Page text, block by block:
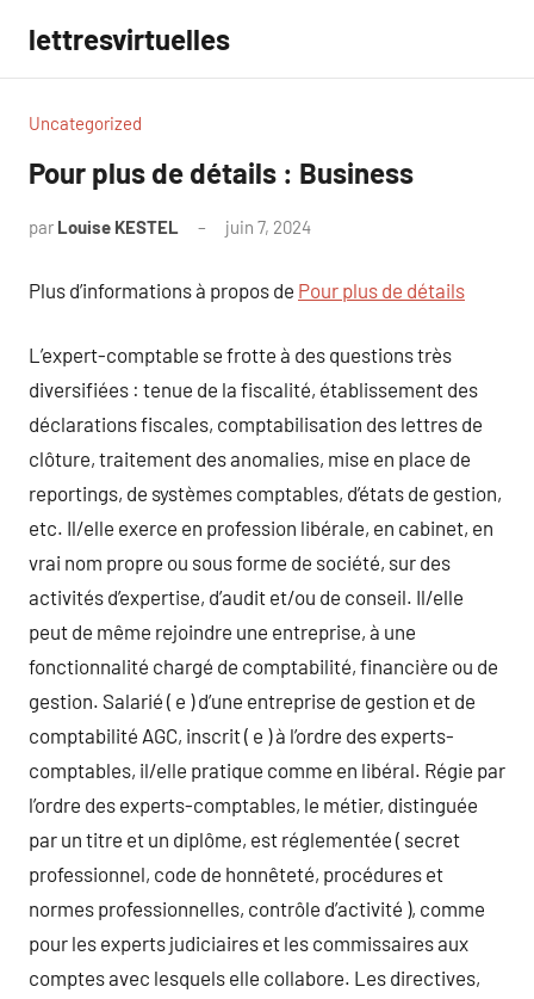
contenu
lettresvirtuelles
Uncategorized
Pour plus de détails : Business
par Louise KESTEL juin 7, 2024
Plus d’informations à propos de Pour plus de détails
L’expert-comptable se frotte à des questions très
diversifiées : tenue de la fiscalité, établissement des
déclarations fiscales, comptabilisation des lettres de
clôture, traitement des anomalies, mise en place de
reportings, de systèmes comptables, d’états de gestion,
etc. Il/elle exerce en profession libérale, en cabinet, en
vrai nom propre ou sous forme de société, sur des
activités d’expertise, d’audit et/ou de conseil. Il/elle
peut de même rejoindre une entreprise, à une
fonctionnalité chargé de comptabilité, financière ou de
gestion. Salarié ( e ) d’une entreprise de gestion et de
comptabilité AGC, inscrit ( e ) à l’ordre des experts-
comptables, il/elle pratique comme en libéral. Régie par
l’ordre des experts-comptables, le métier, distinguée
par un titre et un diplôme, est réglementée ( secret
professionnel, code de honnêteté, procédures et
normes professionnelles, contrôle d’activité ), comme
pour les experts judiciaires et les commissaires aux
comptes avec lesquels elle collabore. Les directives,